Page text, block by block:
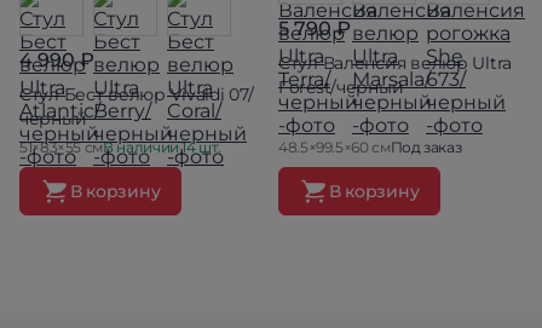
4 990 ₽
Стул Бест велюр Vivaldi 07/
черный
51×83×55 смВ наличии 14 шт.
В корзину
5 790 ₽
Стул Валенсия велюр Ultra
Forest/черный
48.5×99.5×60 смПод заказ
В корзину